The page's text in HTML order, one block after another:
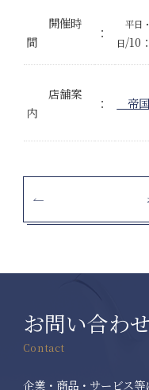
開催時
間
：
平日
日/10
店舗案
内
： 帝
お問い合わ
Contact
企業・商品・サービス